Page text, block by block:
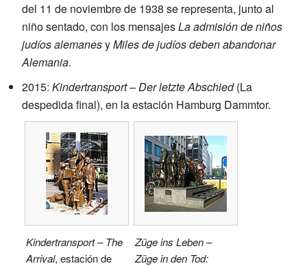
del 11 de noviembre de 1938 se representa, junto al
niño sentado, con los mensajesLa admisión de niños
judíos alemanesyMiles de judíos deben abandonar
Alemania.
2015: Kindertransport – Der letzte Abschied(La
despedida final), en la estación Hamburg Dammtor.
Kindertransport – The
Arrival, estación de
Züge ins Leben –
Züge in den Tod: